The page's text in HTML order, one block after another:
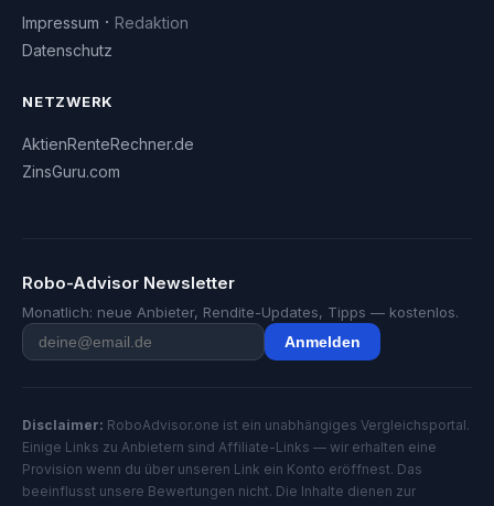
Impressum · Redaktion
Datenschutz
NETZWERK
AktienRenteRechner.de
ZinsGuru.com
Robo-Advisor Newsletter
Monatlich: neue Anbieter, Rendite-Updates, Tipps — kostenlos.
Anmelden
Disclaimer: RoboAdvisor.one ist ein unabhängiges Vergleichsportal.
Einige Links zu Anbietern sind Affiliate-Links — wir erhalten eine
Provision wenn du über unseren Link ein Konto eröffnest. Das
beeinflusst unsere Bewertungen nicht. Die Inhalte dienen zur